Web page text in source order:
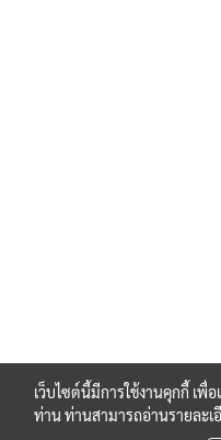
เว็บไซต์นี้มีการใช้งานคุกกี้ เ
ท่าน ท่านสามารถอ่านรายละเ